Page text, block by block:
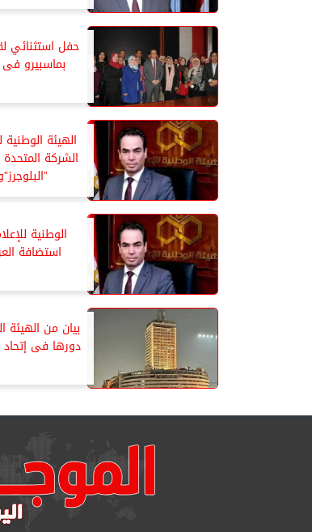
حفل استثنائي
بماسبيرو فى
الهيئة الوطنية
الشركة
الوطنية
استضافة
بيان من الهيئة
دورها فى إتحاد